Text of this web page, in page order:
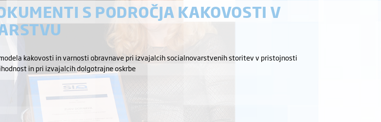
S PODROČJA KAKOVOSTI V
kakovosti in varnosti obravnave pri izvajalcih socialnovarstvenih storitev v pristojnosti
in pri izvajalcih dolgotrajne oskrbe